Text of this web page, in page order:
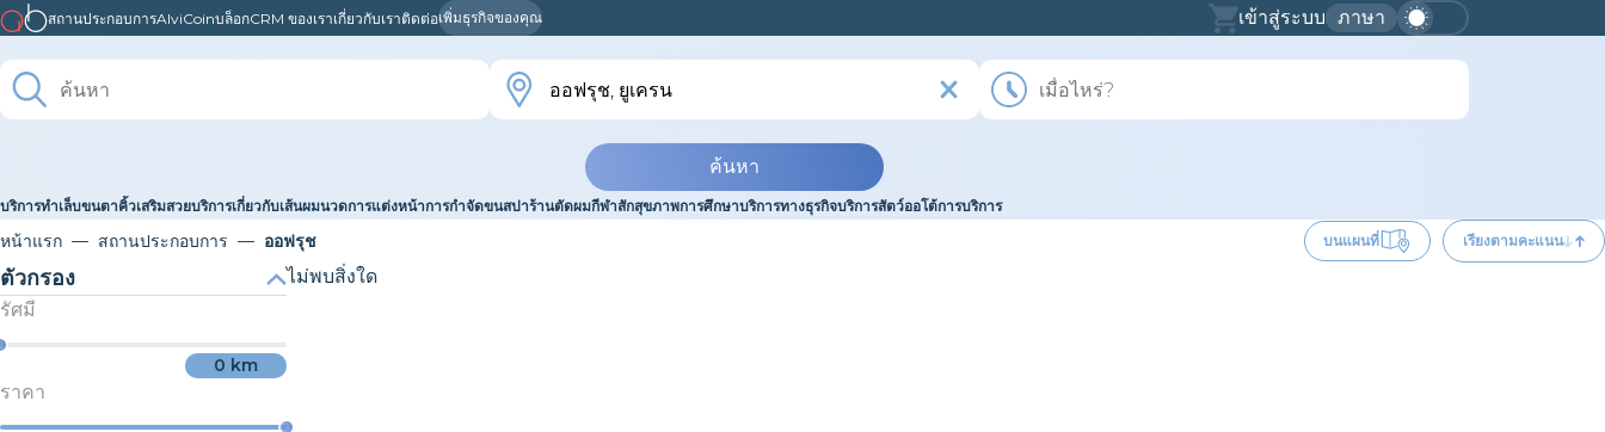
สถานประกอบการAlviCoinบล็อกCRM ของเราเกี่ยวกับเราติดต่อเพิ่มธุรกิจของคุณ เข้าสู่ระบบ ภาษา
ค้นหา
บริการทำเล็บขนตาคิ้วเสริมสวยบริการเกี่ยวกับเส้นผมนวดการแต่งหน้าการกำจัดขนสปาร้านตัดผมกีฬาสักสุขภาพการศึกษาบริการทางธุรกิจบริการสัตว์ออโต้การบริการ
หน้าแรก สถานประกอบการ ออฟรุช บนแผนที่ เรียงตามคะแนน
ตัวกรอง
รัศมี
0 km
ราคา
ไม่พบสิ่งใด